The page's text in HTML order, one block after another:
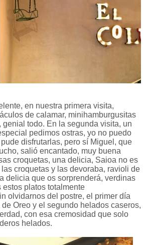
en nuestra primera visita,
de calamar, minihamburgusitas
todo. En la segunda visita, un
pedimos ostras, yo no puedo
disfrutarlas, pero sí Miguel, que
salió encantado, muy buena
croquetas, una delicia, Saioa no es
croquetas y las devoraba, ravioli de
delicia que os sorprenderá, verdinas
estos platos totalmente
olvidarnos del postre, el primer día
Oreo y el segundo helados caseros,
con esa cremosidad que solo
helados.